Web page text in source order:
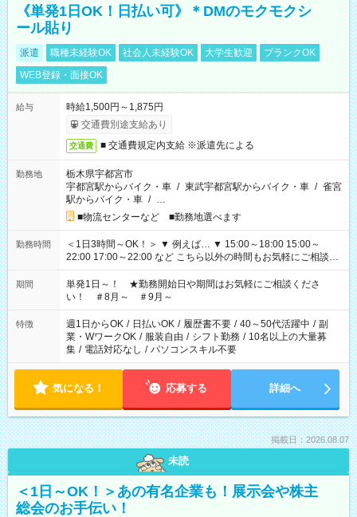
《単発1日OK！日払い可》＊DMのモクモクシ
ール貼り
派遣 職種未経験OK 社会人未経験OK 大学生歓迎
ブランクOK
WEB登録・面接OK
給与
時給1,500円～1,875円
交通費別途支給あり
交通費 ■ 交通費規定内支給 ※派遣先による
勤務地
栃木県宇都宮市
宇都宮駅からバイク・車 / 東武宇都宮駅からバイク・車 / 雀宮
駅からバイク・車 / …
■物流センターなど ■勤務地選べます
勤務時間
＜1日3時間～OK！＞ ▼ 例えば… ▼ 15:00～18:00 15:00～
22:00 17:00～22:00 など こちら以外の時間もお気軽にご相談く
ださい！
期間
単発1日～！ ★勤務開始日や期間はお気軽にご相談くださ
い！ ＃8月～ ＃9月～
特徴 週1日からOK / 日払いOK / 履歴書不要 / 40～50代活躍中 / 副
業・WワークOK / 服装自由 / シフト勤務 / 10名以上の大量募
集 / 電話対応なし / パソコンスキル不要
気になる！ 応募する 詳細へ
掲載日：2026.08.07
未読
＜1日～OK！＞あの有名企業も！展示会や株主
総会のお手伝い！